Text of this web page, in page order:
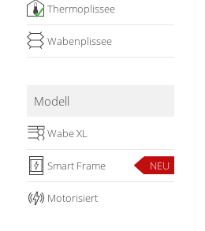
✓Thermoplissee
Wabenplissee
Modell
Wabe XL
Smart Frame NEU
Motorisiert